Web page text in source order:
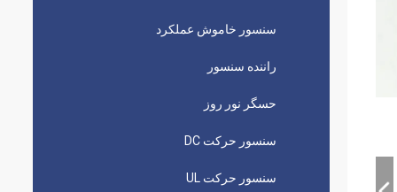
سنسور خاموش عملکرد
راننده سنسور
حسگر نور روز
سنسور حرکت DC
سنسور حرکت UL